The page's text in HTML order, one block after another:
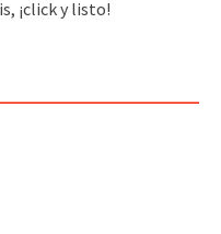
¡click y listo!